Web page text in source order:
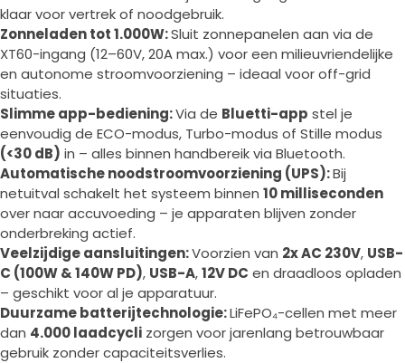
klaar voor vertrek of noodgebruik.
Zonneladen tot 1.000W:Sluit zonnepanelen aan via de
XT60-ingang (12–60V, 20A max.) voor een milieuvriendelijke
en autonome stroomvoorziening – ideaal voor off-grid
situaties.
Slimme app-bediening:Via de Bluetti-app stel je
eenvoudig de ECO-modus, Turbo-modus of Stille modus
(<30 dB) in – alles binnen handbereik via Bluetooth.
Automatische noodstroomvoorziening (UPS):Bij
netuitval schakelt het systeem binnen 10 milliseconden
over naar accuvoeding – je apparaten blijven zonder
onderbreking actief.
Veelzijdige aansluitingen:Voorzien van 2x AC 230V, USB-
C (100W & 140W PD), USB-A,12V DC en draadloos opladen
– geschikt voor al je apparatuur.
Duurzame batterijtechnologie:LiFePO₄-cellen met meer
dan 4.000 laadcycli zorgen voor jarenlang betrouwbaar
gebruik zonder capaciteitsverlies.